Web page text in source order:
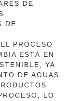
DE
DE
EL PROCESO
ESTÁ EN
YA
DE AGUAS
LO